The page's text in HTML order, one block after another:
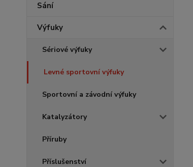
Sání
Výfuky
Sériové výfuky
Levné sportovní výfuky
Sportovní a závodní výfuky
Katalyzátory
Příruby
Příslušenství